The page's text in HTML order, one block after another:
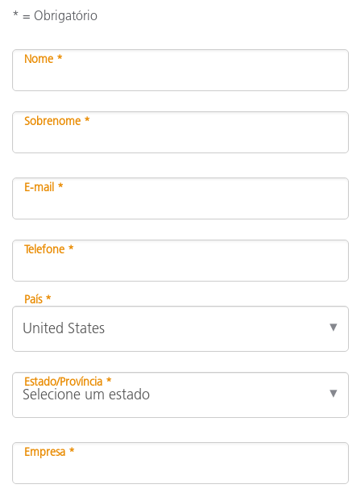
* = Obrigatório
Nome *
Sobrenome *
E-mail *
Telefone *
País *
Estado/Província *
Empresa *